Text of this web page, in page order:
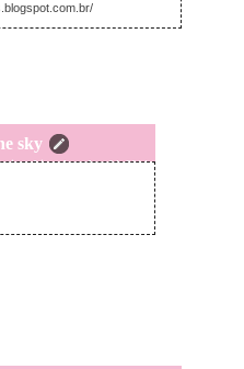
sky
feira, dezembro 04, 2014